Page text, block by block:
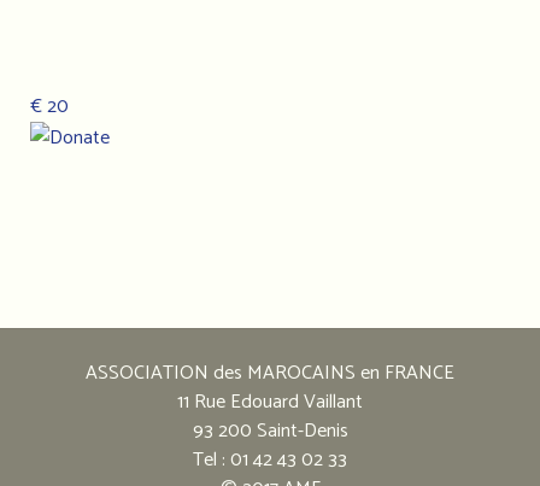
€ 20
:
Association
ASSOCIATION des MAROCAINS en FRANCE
11 Rue Edouard Vaillant
93 200 Saint-Denis
Tel : 01 42 43 02 33